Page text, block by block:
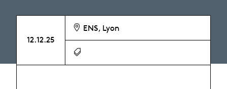
12.12.25
ENS, Lyon